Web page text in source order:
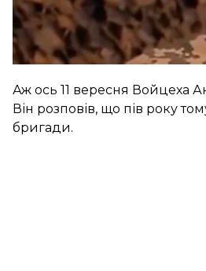
Аж ось 11 вересня Войцеха
Він розповів, що пів року
бригади.